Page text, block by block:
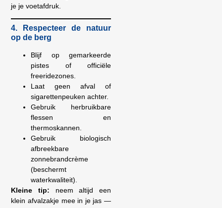
je je voetafdruk.
4. Respecteer de natuur
op de berg
Blijf op gemarkeerde
pistes of officiële
freeridezones.
Laat geen afval of
sigarettenpeuken achter.
Gebruik herbruikbare
flessen en
thermoskannen.
Gebruik biologisch
afbreekbare
zonnebrandcrème
(beschermt
waterkwaliteit).
Kleine tip: neem altijd een
klein afvalzakje mee in je jas —